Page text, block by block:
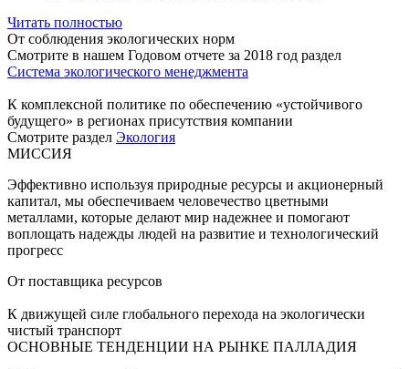
Читать полностью
От соблюдения экологических норм
Смотрите в нашем Годовом отчете за 2018 год раздел
Система экологического менеджмента
К комплексной политике по обеспечению «устойчивого
будущего» в регионах присутствия компании
Смотрите раздел Экология
МИССИЯ
Эффективно используя природные ресурсы и акционерный
капитал, мы обеспечиваем человечество цветными
металлами, которые делают мир надежнее и помогают
воплощать надежды людей на развитие и технологический
прогресс
От поставщика ресурсов
К движущей силе глобального перехода на экологически
чистый транспорт
ОСНОВНЫЕ ТЕНДЕНЦИИ НА РЫНКЕ ПАЛЛАДИЯ